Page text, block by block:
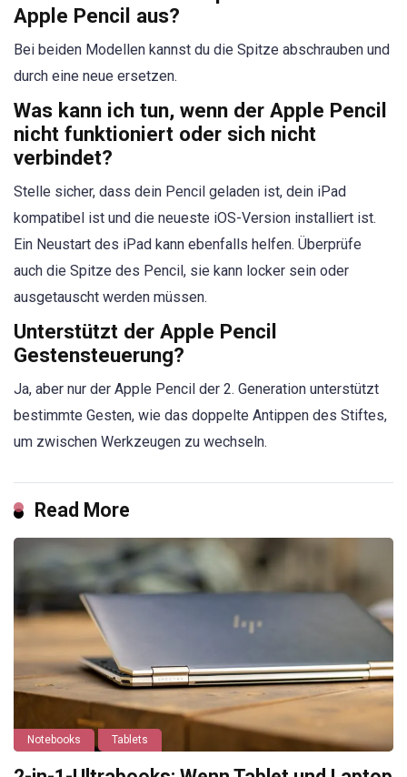
Apple Pencil aus?
Bei beiden Modellen kannst du die Spitze abschrauben und
durch eine neue ersetzen.
Was kann ich tun, wenn der Apple Pencil
nicht funktioniert oder sich nicht
verbindet?
Stelle sicher, dass dein Pencil geladen ist, dein iPad
kompatibel ist und die neueste iOS-Version installiert ist.
Ein Neustart des iPad kann ebenfalls helfen. Überprüfe
auch die Spitze des Pencil, sie kann locker sein oder
ausgetauscht werden müssen.
Unterstützt der Apple Pencil
Gestensteuerung?
Ja, aber nur der Apple Pencil der 2. Generation unterstützt
bestimmte Gesten, wie das doppelte Antippen des Stiftes,
um zwischen Werkzeugen zu wechseln.
Read More
Notebooks Tablets